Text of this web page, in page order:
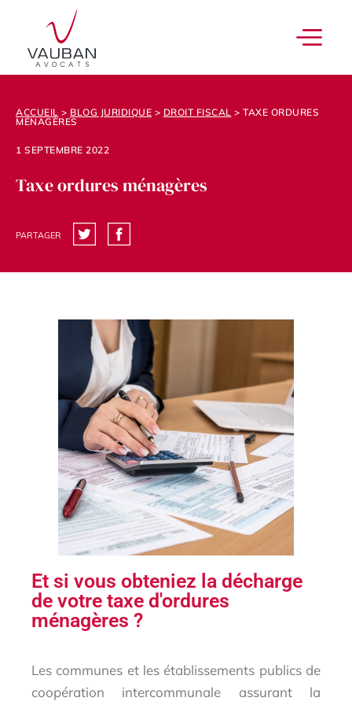
ACCUEIL > BLOG JURIDIQUE > DROIT FISCAL > TAXE ORDURES
MÉNAGÈRES
1 SEPTEMBRE 2022
Taxe ordures ménagères
PARTAGER
Et si vous obteniez la décharge
de votre taxe d'ordures
ménagères ?
Les communes et les établissements publics de
coopération intercommunale assurant la